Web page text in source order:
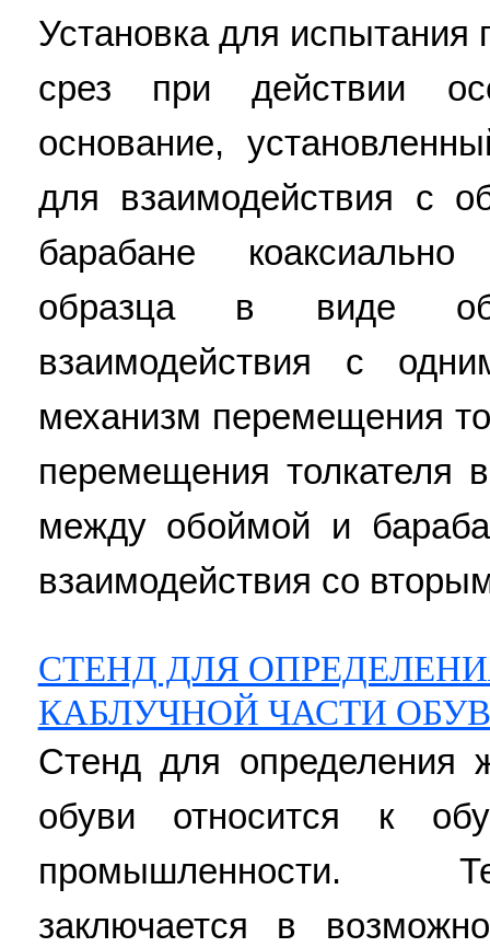
Установка для
срез при действии
основание,
для взаимодействия с
барабане
образца в виде
взаимодействия с
механизм перемещения
перемещения толкателя
между обоймой и
взаимодействия со
СТЕНД ДЛЯ
КАБЛУЧНОЙ ЧАСТИ
Стенд для определения
обуви относится к
промышленности.
заключается в